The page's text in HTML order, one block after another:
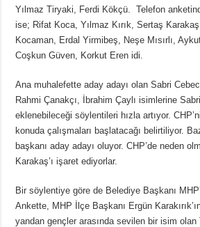
Yılmaz Tiryaki, Ferdi Kökçü. Telefon
ise; Rifat Koca, Yılmaz Kırık, Sertaş
Kocaman, Erdal Yirmibeş, Neşe Mısırlı,
Coşkun Güven, Korkut Eren idi.
Ana muhalefette aday adayı olan Sabri
Rahmi Çanakçı, İbrahim Çaylı isimlerine
eklenebileceği söylentileri hızla artıyor.
konuda çalışmaları başlatacağı belirtiliyor.
başkanı aday adayı oluyor. CHP’de neden
Karakaş’ı işaret ediyorlar.
Bir söylentiye göre de Belediye Başkanı
Ankette, MHP İlçe Başkanı Ergün
yandan gençler arasında sevilen bir isim olan